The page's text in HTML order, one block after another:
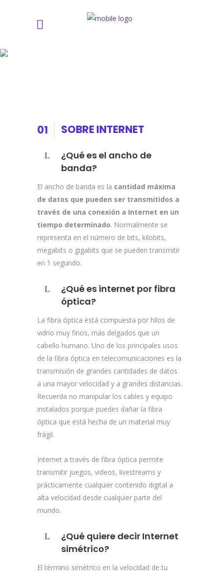
01 SOBRE INTERNET
¿Qué es el ancho de
banda?
El ancho de banda es la cantidad máxima
de datos que pueden ser transmitidos a
través de una conexión a Internet en un
tiempo determinado. Normalmente se
representa en el número de bits, kilobits,
megabits o gigabits que se pueden transmitir
en 1 segundo.
¿Qué es internet por fibra
óptica?
La fibra óptica está compuesta por hilos de
vidrio muy finos, más delgados que un
cabello humano. Uno de los principales usos
de la fibra óptica en telecomunicaciones es la
transmisión de grandes cantidades de datos
a una mayor velocidad y a grandes distancias.
Recuerda no manipular los cables y equipo
instalados porque puedes dañar la fibra
óptica que está hecha de un material muy
frágil.
Internet a través de fibra óptica permite
transmitir juegos, videos, livestreams y
prácticamente cualquier contenido digital a
alta velocidad desde cualquier parte del
mundo.
¿Qué quiere decir Internet
simétrico?
El término simétrico en la velocidad de tu